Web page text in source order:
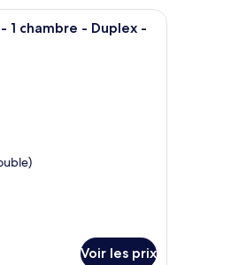
un balcon doté d’une balustrade.
Une chambre avec un puits de lumière, un
1 chambre - Duplex -
Voir les prix